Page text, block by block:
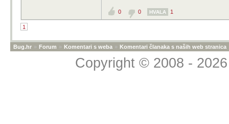
0 0 HVALA 1
1
Bug.hr » Forum » Komentari s weba » Komentari članaka s naših web stranica
Copyright © 2008 -